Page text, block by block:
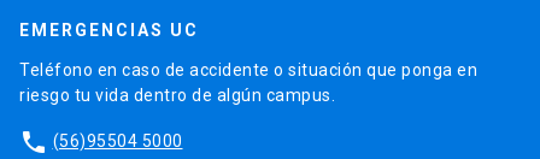
EMERGENCIAS UC
Teléfono en caso de accidente o situación que ponga en
riesgo tu vida dentro de algún campus.
phone (56)95504 5000